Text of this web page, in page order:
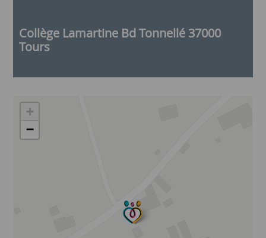
Collège Lamartine Bd Tonnellé 37000
Tours
+
−